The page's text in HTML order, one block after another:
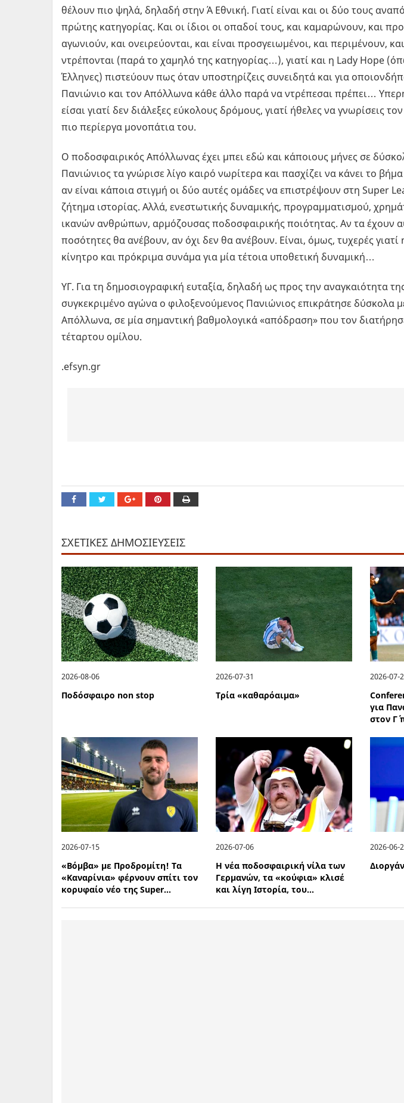
θέλουν πιο ψηλά, δηλαδή στην Ά Εθνική. Γιατί είναι και οι δύο τους
πρώτης κατηγορίας. Και οι ίδιοι οι οπαδοί τους, και καμαρώνουν, και
αγωνιούν, και ονειρεύονται, και είναι προσγειωμένοι, και περιμένουν,
ντρέπονται (παρά το χαμηλό της κατηγορίας…), γιατί και η Lady Hope
Έλληνες) πιστεύουν πως όταν υποστηρίζεις συνειδητά και για
Πανιώνιο και τον Απόλλωνα κάθε άλλο παρά να ντρέπεσαι πρέπει…
είσαι γιατί δεν διάλεξες εύκολους δρόμους, γιατί ήθελες να γνωρίσεις
πιο περίεργα μονοπάτια του.
Ο ποδοσφαιρικός Απόλλωνας έχει μπει εδώ και κάποιους μήνες σε
Πανιώνιος τα γνώρισε λίγο καιρό νωρίτερα και πασχίζει να κάνει το
αν είναι κάποια στιγμή οι δύο αυτές ομάδες να επιστρέψουν στη Super
ζήτημα ιστορίας. Αλλά, ενεστωτικής δυναμικής, προγραμματισμού,
ικανών ανθρώπων, αρμόζουσας ποδοσφαιρικής ποιότητας. Αν τα έχουν
ποσότητες θα ανέβουν, αν όχι δεν θα ανέβουν. Είναι, όμως, τυχερές γιατί
κίνητρο και πρόκριμα συνάμα για μία τέτοια υποθετική δυναμική…
ΥΓ. Για τη δημοσιογραφική ευταξία, δηλαδή ως προς την αναγκαιότητα
συγκεκριμένο αγώνα ο φιλοξενούμενος Πανιώνιος επικράτησε δύσκολα
Απόλλωνα, σε μία σημαντική βαθμολογικά «απόδραση» που τον
τέταρτου ομίλου.
.efsyn.gr
ΣΧΕΤΙΚΕΣ ΔΗΜΟΣΙΕΥΣΕΙΣ
2026-08-06
Ποδόσφαιρο non stop
2026-07-31
Τρία «καθαρόαιμα»
2026-07-
για
στον Γ΄
2026-07-15
«Βόμβα» με Προδρομίτη! Τα
«Καναρίνια» φέρνουν σπίτι τον
κορυφαίο νέο της Super...
2026-07-06
Η νέα ποδοσφαιρική νίλα των
Γερμανών, τα «κούφια» κλισέ
και λίγη Ιστορία, του...
2026-06-